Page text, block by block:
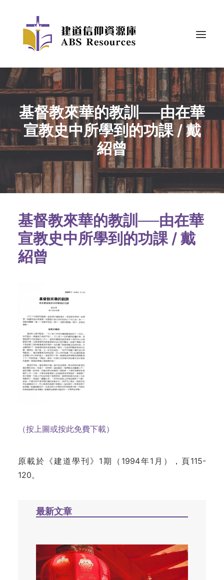
基督教來華的教訓──由在華
宣教史中所學到的功課 / 戴
紹曾
基督教來華的教訓──由在華
宣教史中所學到的功課 / 戴
紹曾
（按上圖或按此免費下載）
原載於《建道學刊》1期（1994年1月），頁115-
120。
最新文章